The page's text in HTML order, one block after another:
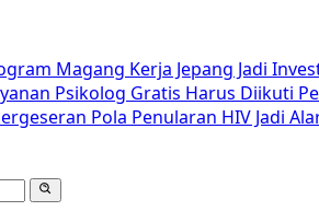
Magang Kerja Jepang Jadi
Psikolog Gratis Harus Diikuti
Pola Penularan HIV Jadi